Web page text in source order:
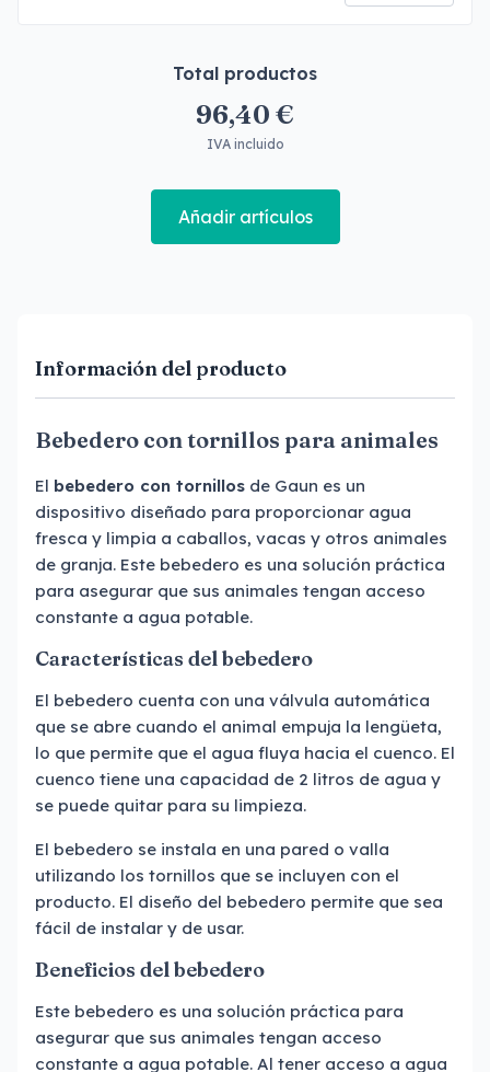
Total productos
96,40 €
IVA incluido
Añadir artículos
Información del producto
Bebedero con tornillos para animales
El bebedero con tornillos de Gaun es un
dispositivo diseñado para proporcionar agua
fresca y limpia a caballos, vacas y otros animales
de granja. Este bebedero es una solución práctica
para asegurar que sus animales tengan acceso
constante a agua potable.
Características del bebedero
El bebedero cuenta con una válvula automática
que se abre cuando el animal empuja la lengüeta,
lo que permite que el agua fluya hacia el cuenco. El
cuenco tiene una capacidad de 2 litros de agua y
se puede quitar para su limpieza.
El bebedero se instala en una pared o valla
utilizando los tornillos que se incluyen con el
producto. El diseño del bebedero permite que sea
fácil de instalar y de usar.
Beneficios del bebedero
Este bebedero es una solución práctica para
asegurar que sus animales tengan acceso
constante a agua potable. Al tener acceso a agua